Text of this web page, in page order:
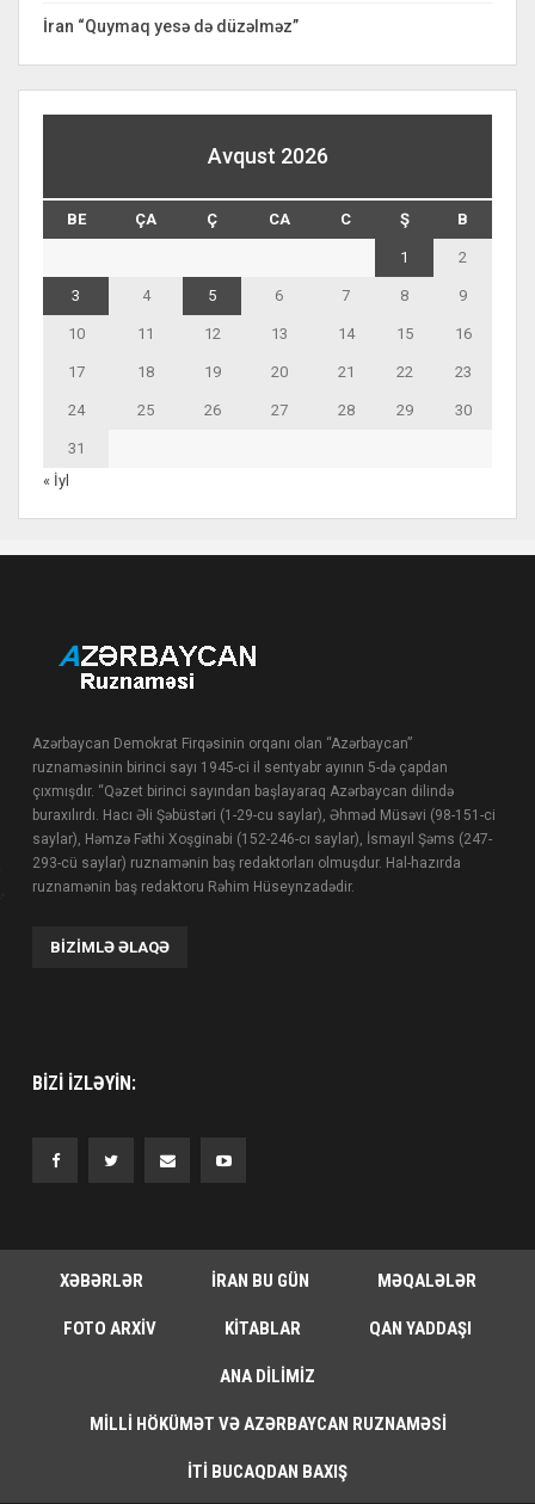
İran “Quymaq yesə də düzəlməz”
Avqust 2026
BE ÇA Ç CA C Ş B
1 2
3 4 5 6 7 8 9
10 11 12 13 14 15 16
17 18 19 20 21 22 23
24 25 26 27 28 29 30
31
« İyl
Azərbaycan Demokrat Firqəsinin orqanı olan “Azərbaycan”
ruznaməsinin birinci sayı 1945-ci il sentyabr ayının 5-də çapdan
çıxmışdır. “Qəzet birinci sayından başlayaraq Azərbaycan dilində
buraxılırdı. Hacı Əli Şəbüstəri (1-29-cu saylar), Əhməd Müsəvi (98-151-ci
saylar), Həmzə Fəthi Xoşginabi (152-246-cı saylar), İsmayıl Şəms (247-
293-cü saylar) ruznamənin baş redaktorları olmuşdur. Hal-hazırda
ruznamənin baş redaktoru Rəhim Hüseynzadədir.
BIZIMLƏ ƏLAQƏ
BIZI IZLƏYIN:
XƏBƏRLƏR İRAN BU GÜN MƏQALƏLƏR
FOTO ARXIV KITABLAR QAN YADDAŞI
ANA DILIMIZ
MILLI HÖKÜMƏT VƏ AZƏRBAYCAN RUZNAMƏSI
İTI BUCAQDAN BAXIŞ